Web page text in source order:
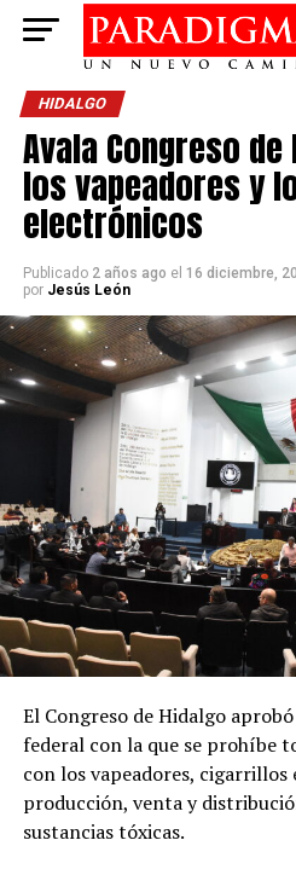
HIDALGO
Avala Congreso
los vapeadores y
electrónicos
Publicado 2 años ago el 16 diciembre,
por Jesús León
El Congreso de Hidalgo
federal con la que se prohíbe
con los vapeadores,
producción, venta y
sustancias tóxicas.